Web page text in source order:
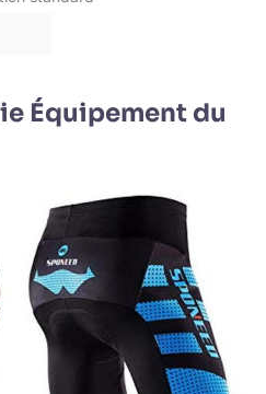
Équipement du